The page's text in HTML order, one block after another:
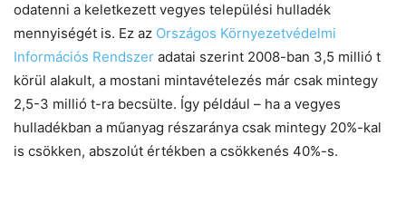
odatenni a keletkezett vegyes települési hulladék
mennyiségét is. Ez az Országos Környezetvédelmi
Információs Rendszer adatai szerint 2008-ban 3,5 millió t
körül alakult, a mostani mintavételezés már csak mintegy
2,5-3 millió t-ra becsülte. Így például – ha a vegyes
hulladékban a műanyag részaránya csak mintegy 20%-kal
is csökken, abszolút értékben a csökkenés 40%-s.